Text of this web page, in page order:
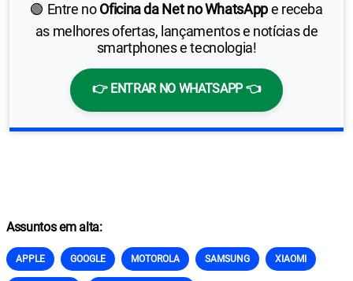
🟢 Entre noOficina da Net no WhatsAppe receba
as melhores ofertas, lançamentos e notícias de
smartphones e tecnologia!
👉 ENTRAR NO WHATSAPP 👈
Assuntos em alta:
APPLE GOOGLE MOTOROLA SAMSUNG XIAOMI